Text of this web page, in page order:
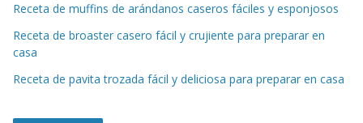
Receta de muffins de arándanos caseros fáciles y esponjosos
Receta de broaster casero fácil y crujiente para preparar en
casa
Receta de pavita trozada fácil y deliciosa para preparar en casa